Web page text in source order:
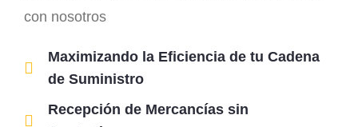
con nosotros
Maximizando la Eficiencia de tu Cadena
de Suministro
Recepción de Mercancías sin